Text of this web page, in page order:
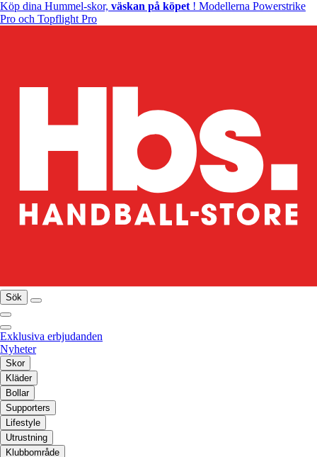
Köp dina Hummel-skor, väskan på köpet ! Modellerna Powerstrike
Pro och Topflight Pro
Sök
Exklusiva erbjudanden
Nyheter
Skor
Kläder
Bollar
Supporters
Lifestyle
Utrustning
Klubbområde